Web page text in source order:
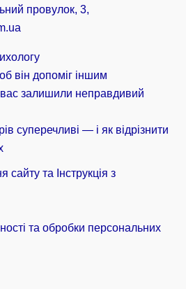
провулок, 3,
він допоміг іншим
залишили неправдивий
суперечливі — і як відрізнити
та Інструкція з
та обробки персональних